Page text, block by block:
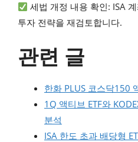
세법 개정 내용 확인: ISA
투자 전략을 재검토합니다.
관련 글
한화 PLUS 코스닥150
1Q 액티브 ETF와
분석
ISA 한도 초과 배당형